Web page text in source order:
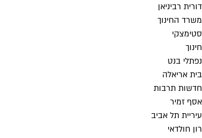
דורית רביניאן
משרד החינוך
סטימצקי
חינוך
נפתלי בנט
בית אריאלה
חדשות תרבות
אסף זמיר
עיריית תל אביב
רון חולדאי